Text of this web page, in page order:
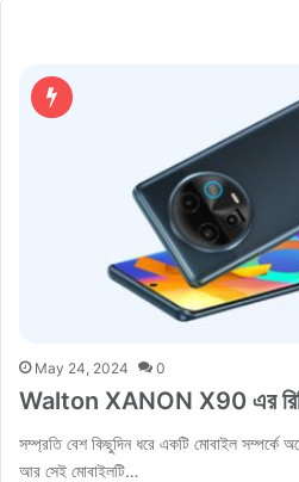
May 24, 2024 0
Walton XANON X90 এর
সম্প্রতি বেশ কিছুদিন ধরে একটি মোবাইল সম্পর্কে
আর সেই মোবাইলটি…